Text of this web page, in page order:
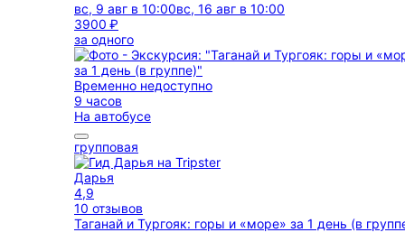
вс, 9 авг в 10:00вс, 16 авг в 10:00
3900 ₽
за одного
Временно недоступно
9 часов
На автобусе
групповая
Дарья
4,9
10 отзывов
Таганай и Тургояк: горы и «море» за 1 день (в